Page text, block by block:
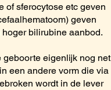
of sferocytose etc geven
geven
bilirubine aanbod.
geboorte eigenlijk nog net
een andere vorm die via
wordt in de lever